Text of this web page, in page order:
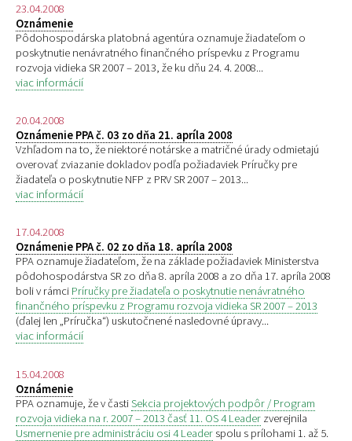
23.04.2008
Oznámenie
Pôdohospodárska platobná agentúra oznamuje žiadateľom o
poskytnutie nenávratného finančného príspevku z Programu
rozvoja vidieka SR 2007 – 2013, že ku dňu 24. 4. 2008...
viac informácií
20.04.2008
Oznámenie PPA č. 03 zo dňa 21. apríla 2008
Vzhľadom na to, že niektoré notárske a matričné úrady odmietajú
overovať zviazanie dokladov podľa požiadaviek Príručky pre
žiadateľa o poskytnutie NFP z PRV SR 2007 – 2013...
viac informácií
17.04.2008
Oznámenie PPA č. 02 zo dňa 18. apríla 2008
PPA oznamuje žiadateľom, že na základe požiadaviek Ministerstva
pôdohospodárstva SR zo dňa 8. apríla 2008 a zo dňa 17. apríla 2008
boli v rámci Príručky pre žiadateľa o poskytnutie nenávratného
finančného príspevku z Programu rozvoja vidieka SR 2007 – 2013
(ďalej len „Príručka“) uskutočnené nasledovné úpravy...
viac informácií
15.04.2008
Oznámenie
PPA oznamuje, že v častiSekcia projektových podpôr / Program
rozvoja vidieka na r. 2007 – 2013 časť 11. OS 4 Leader zverejnila
Usmernenie pre administráciu osi 4 Leader spolu s prílohami 1. až 5.